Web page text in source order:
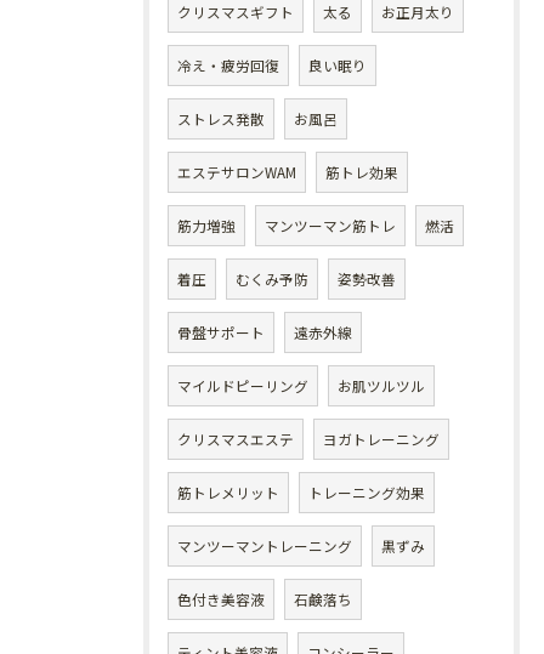
クリスマスギフト 太る お正月太り
冷え・疲労回復 良い眠り
ストレス発散 お風呂
エステサロンWAM 筋トレ効果
筋力増強 マンツーマン筋トレ 燃活
着圧 むくみ予防 姿勢改善
骨盤サポート 遠赤外線
マイルドピーリング お肌ツルツル
クリスマスエステ ヨガトレーニング
筋トレメリット トレーニング効果
マンツーマントレーニング 黒ずみ
色付き美容液 石鹸落ち